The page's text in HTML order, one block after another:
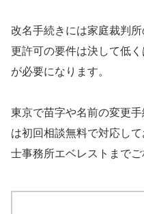
改名手続きには家庭裁判
更許可の要件は決して低
が必要になります。
東京で苗字や名前の変更
は初回相談無料で対応し
士事務所エベレストまでご